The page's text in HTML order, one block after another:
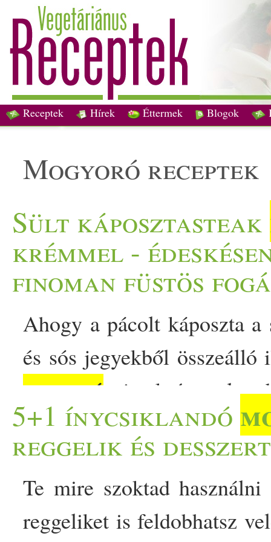
Receptek Hírek Éttermek Blogok
mogyoró receptek
Sült káposztasteak
krémmel -
finoman füstös
Ahogy a pácolt káposzta
és sós jegyekből
mogyoró vajas krémmel
látványos, az ízeivel is
egyetlen fej
töltelékként, leves
alapjaként gondolunk,
5+1 ínycsiklandó
reggelik és
Te mire szoktad
reggeliket is feldobhatsz